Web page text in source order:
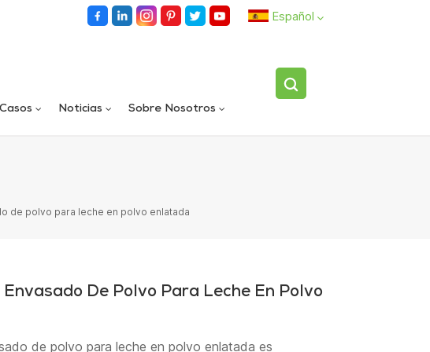
Español
Noticias Sobre Nosotros
de polvo para leche en polvo enlatada
De Polvo Para Leche En Polvo
de polvo para leche en polvo enlatada es